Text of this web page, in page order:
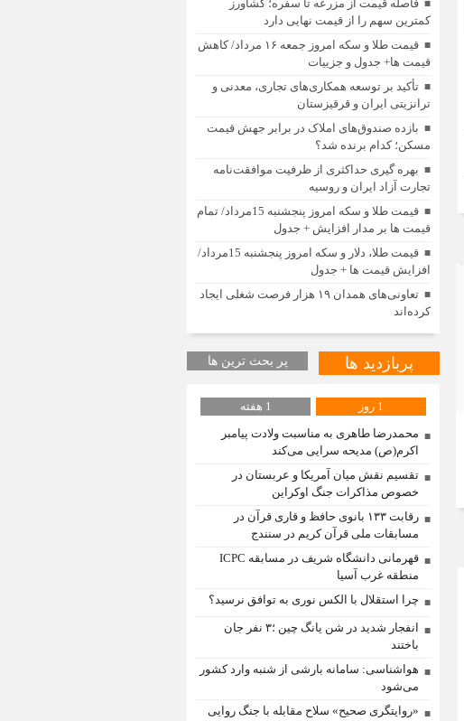
فاصله قیمت از مزرعه تا سفره؛ کشاورز
کمترین سهم را از قیمت نهایی دارد
قیمت طلا و سکه امروز جمعه ۱۶ مرداد/ کاهش
قیمت ها+ جدول و جزییات
تأکید بر توسعه همکاری‌های تجاری، معدنی و
ترانزیتی ایران و قرقیزستان
بازده صندوق‌های املاک در برابر جهش قیمت
مسکن؛ کدام برنده شد؟
بهره گیری حداکثری از ظرفیت موافقت‌نامه
تجارت آزاد ایران و روسیه
قیمت طلا و سکه امروز پنجشنبه 15مرداد/ تمام
قیمت ها بر مدار افزایش + جدول
قیمت طلا، دلار و سکه امروز پنجشنبه 15مرداد/
افزایش قیمت ها + جدول
تعاونی‌های همدان ۱۹ هزار فرصت شغلی ایجاد
کرده‌اند
پربازدید ها پر بحث ترین ها
1 روز
1 هفته
محمدرضا طاهری به مناسبت ولادت پیامبر
اکرم(ص) مدیحه سرایی می‌کند
تقسیم نقش میان آمریکا و عربستان در
خصوص مذاکرات جنگ اوکراین
رقابت ۱۳۳ بانوی حافظ و قاری قرآن در
مسابقات ملی قرآن کریم در سنندج
قهرمانی دانشگاه شریف در مسابقه ICPC
منطقه غرب آسیا
چرا استقلال با الکس نوری به توافق نرسید؟
انفجار شدید در شن یانگ چین ؛۳ نفر جان
باختند
هواشناسی: سامانه بارشی از شنبه وارد کشور
می‌شود
«روایتگری صحیح» سلاح مقابله با جنگ روایی